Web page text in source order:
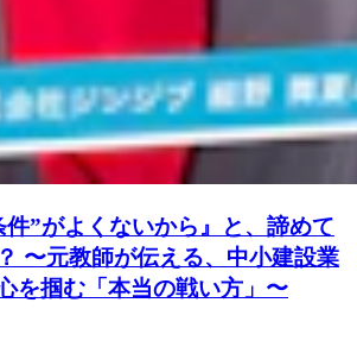
件”がよくないから』と、諦めて
〜元教師が伝える、中小建設業
を掴む「本当の戦い方」〜